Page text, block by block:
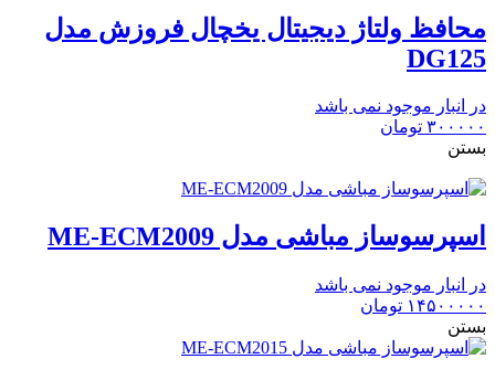
محافظ ولتاژ دیجیتال یخچال فروزش مدل
DG125
در انبار موجود نمی باشد
۳۰۰۰۰۰ تومان
بستن
اسپرسوساز مباشی مدل ME-ECM2009
در انبار موجود نمی باشد
۱۴۵۰۰۰۰۰ تومان
بستن